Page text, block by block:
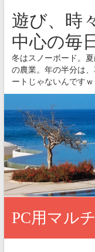
遊び、時
中心の毎
冬はスノーボード。
の農業。年の半分は
ートじゃないんですｗ
PC用マル